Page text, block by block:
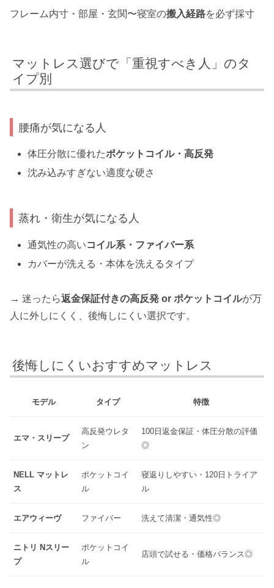
フレーム内寸・部屋・玄関〜寝室の搬入経路を必ず採寸
マットレス選びで「重視すべき人」のタ
イプ別
腰痛が気になる人
体圧分散に優れたポケットコイル・高反発
沈み込みすぎない適度な硬さ
蒸れ・衛生が気になる人
通気性の高いコイル系・ファイバー系
カバーが洗える・本体を洗えるタイプ
→ 迷ったら返金保証付きの高反発 or ポケットコイルが万
人に外しにくく、後悔しにくい選択です。
後悔しにくいおすすめマットレス
モデル タイプ 特徴
エマ・スリープ
高反発ウレタ
ン
100日返金保証・体圧分散の評価
◎
NELL マットレ
ス
ポケットコイ
ル
寝返りしやすい・120日トライア
ル
エアウィーヴ ファイバー 洗えて清潔・通気性◎
ニトリ Nスリー
プ
ポケットコイ
ル
店頭で試せる・価格バランス◎